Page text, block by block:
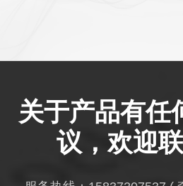
关于产品有任
议，欢迎